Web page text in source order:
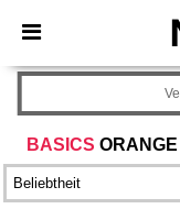
× Needen
Bessere
BASICS